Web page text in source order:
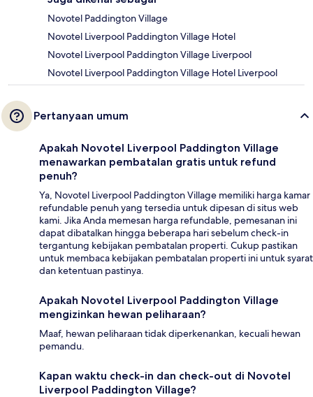
Novotel Paddington Village
Novotel Liverpool Paddington Village Hotel
Novotel Liverpool Paddington Village Liverpool
Novotel Liverpool Paddington Village Hotel Liverpool
Pertanyaan umum
Apakah Novotel Liverpool Paddington Village
menawarkan pembatalan gratis untuk refund
penuh?
Ya, Novotel Liverpool Paddington Village memiliki harga kamar
refundable penuh yang tersedia untuk dipesan di situs web
kami. Jika Anda memesan harga refundable, pemesanan ini
dapat dibatalkan hingga beberapa hari sebelum check-in
tergantung kebijakan pembatalan properti. Cukup pastikan
untuk membaca kebijakan pembatalan properti ini untuk syarat
dan ketentuan pastinya.
Apakah Novotel Liverpool Paddington Village
mengizinkan hewan peliharaan?
Maaf, hewan peliharaan tidak diperkenankan, kecuali hewan
pemandu.
Kapan waktu check-in dan check-out di Novotel
Liverpool Paddington Village?